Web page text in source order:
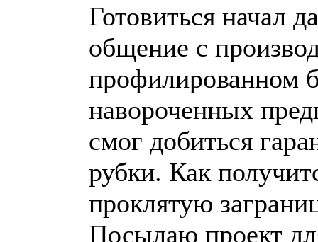
Готовиться начал
общение с
профилированном
навороченных
смог добиться
рубки. Как
проклятую
Посылаю проект